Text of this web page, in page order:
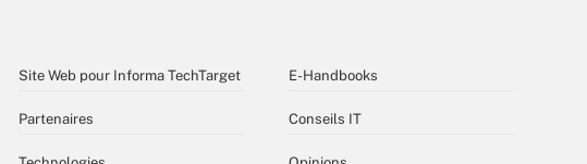
Site Web pour Informa TechTarget
Partenaires
E-Handbooks
Conseils IT